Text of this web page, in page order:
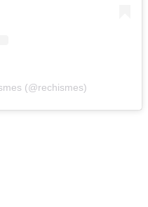
(@rechismes)